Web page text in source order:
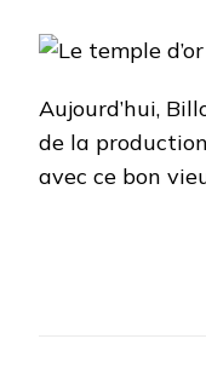
Aujourd’hui,
de la production
avec ce bon